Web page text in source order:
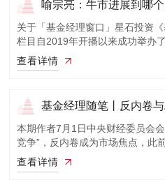
喻宗亮：牛市进展到哪
关于「基金经理窗口」星石投资
栏目自2019年开播以来成功举办
查看详情
基金经理随笔丨反内卷
本期作者7月1日中央财经委员会
竞争”，反内卷成为市场焦点，此
查看详情